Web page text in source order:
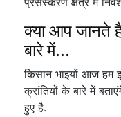
क्या आप जानते
बारे में...
किसान भाइयों आज
क्रांतियों के बारे में
हुए है.